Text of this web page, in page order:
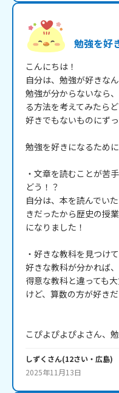
勉強を好
こんにちは！
自分は、勉強が好きな
勉強が分からないなら
る方法を考えてみたら
好きでもないものにず
勉強を好きになるため
・文章を読むことが苦
どう！？
自分は、本を読んでい
きだったから歴史の授
になりました！
・好きな教科を見つけ
好きな教科が分かれば
得意な教科と違っても
けど、算数の方が好きだ
こぴよぴよぴよさん、
しずく さん(12さい・ 広島)
2025年11月13日